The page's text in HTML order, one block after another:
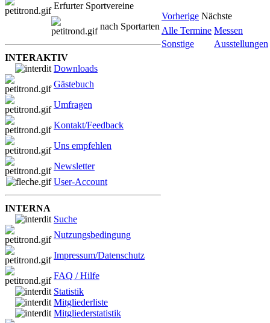
Erfurter Sportvereine
nach Sportarten
INTERAKTIV
Downloads
Gästebuch
Umfragen
Kontakt/Feedback
Uns empfehlen
Newsletter
User-Account
INTERNA
Suche
Nutzungsbedingung
Impressum/Datenschutz
FAQ / Hilfe
Statistik
Mitgliederliste
Mitgliederstatistik
Vorherige Nächste
Alle Termine Messen
Sonstige
Ausstellungen